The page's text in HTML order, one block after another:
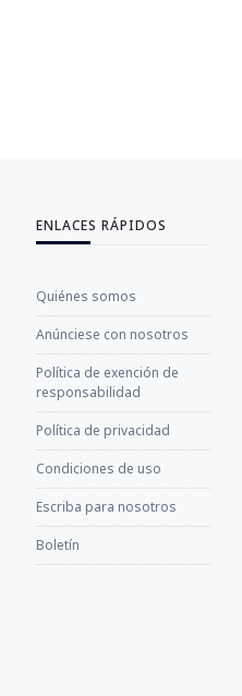
ENLACES RÁPIDOS
Quiénes somos
Anúnciese con nosotros
Política de exención de
responsabilidad
Política de privacidad
Condiciones de uso
Escriba para nosotros
Boletín